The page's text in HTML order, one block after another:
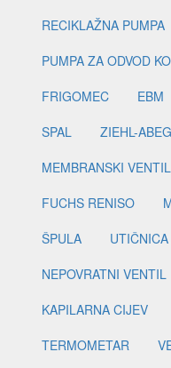
RECIKLAŽNA PUMPA
PUMPA ZA ODVOD
FRIGOMEC
EBM
SPAL
ZIEHL-
MEMBRANSKI VENTIL
FUCHS RENISO
ŠPULA
NEPOVRATNI VENTIL
KAPILARNA CIJEV
TERMOMETAR